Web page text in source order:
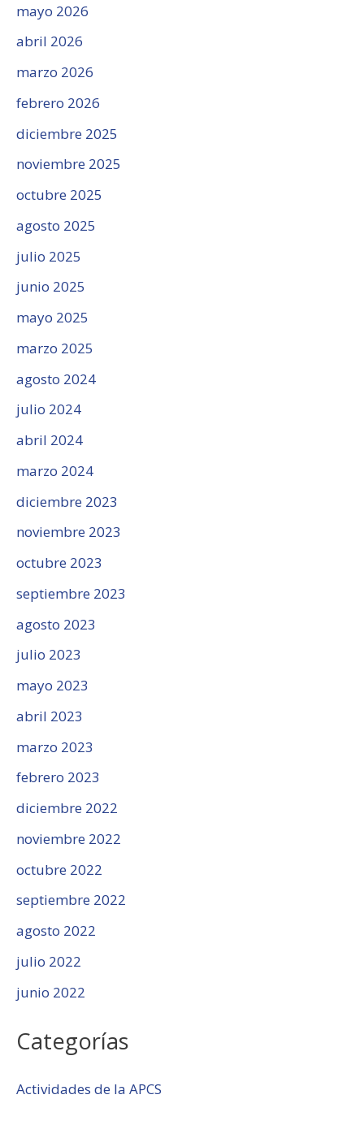
mayo 2026
abril 2026
marzo 2026
febrero 2026
diciembre 2025
noviembre 2025
octubre 2025
agosto 2025
julio 2025
junio 2025
mayo 2025
marzo 2025
agosto 2024
julio 2024
abril 2024
marzo 2024
diciembre 2023
noviembre 2023
octubre 2023
septiembre 2023
agosto 2023
julio 2023
mayo 2023
abril 2023
marzo 2023
febrero 2023
diciembre 2022
noviembre 2022
octubre 2022
septiembre 2022
agosto 2022
julio 2022
junio 2022
Categorías
Actividades de la APCS